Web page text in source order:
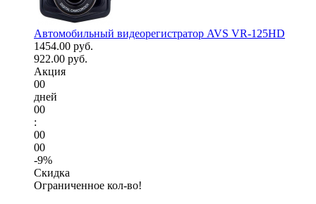
Автомобильный видеорегистратор AVS VR-125HD
1454.00 руб.
922.00 руб.
Акция
00
дней
00
:
00
00
-9%
Скидка
Ограниченное кол-во!